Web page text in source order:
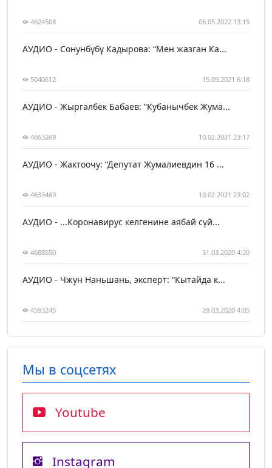
4624508 06.05.2022 13:15
АУДИО - Сонунбүбү Кадырова: “Мен жазган Ка...
5040612 15.09.2021 6:18
АУДИО - Жыргалбек Бабаев: “Кубанычбек Жума...
4663269 10.02.2021 23:17
АУДИО - Жактоочу: “Депутат Жумалиевдин 16 ...
4633469 10.02.2021 23:02
АУДИО - ...Коронавирус келгенине аябай сүй...
4688550 31.03.2020 4:20
АУДИО - Чжун Наньшань, эксперт: “Кытайда к...
4593245 28.03.2020 4:05
Мы в соцсетях
Youtube
Instagram